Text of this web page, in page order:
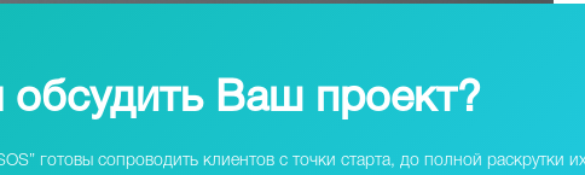
обсудить Ваш проект?
готовы сопроводить клиентов с точки старта, до полной раскрутки